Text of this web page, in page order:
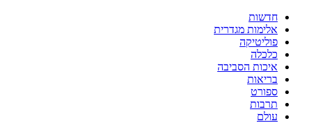
חדשות
אלימות מגדרית
פוליטיקה
כלכלה
איכות הסביבה
בריאות
ספורט
תרבות
עולם